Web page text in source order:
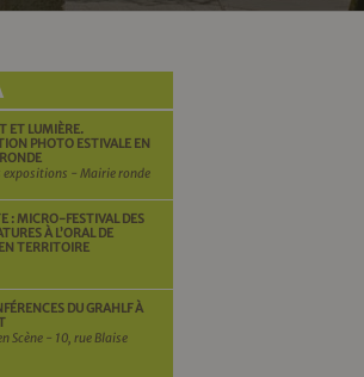
ET LUMIÈRE.
PHOTO ESTIVALE EN
expositions - Mairie ronde
: MICRO-FESTIVAL DES
À L’ORAL DE
TERRITOIRE
DU GRAHLF À
Scène - 10, rue Blaise